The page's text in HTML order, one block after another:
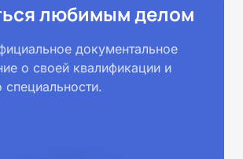
любимым делом
документальное
о своей квалификации и
специальности.